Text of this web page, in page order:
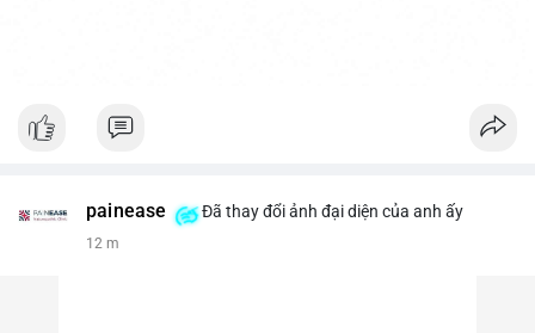
painease Đã thay đổi ảnh đại diện của anh ấy
12 m